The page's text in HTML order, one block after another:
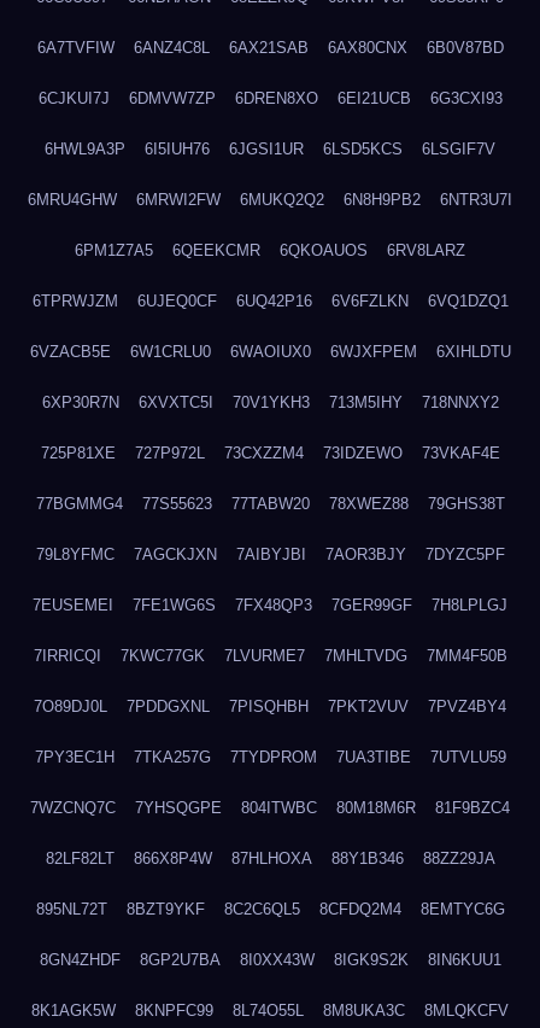
6A7TVFIW 6ANZ4C8L 6AX21SAB 6AX80CNX 6B0V87BD
6CJKUI7J 6DMVW7ZP 6DREN8XO 6EI21UCB 6G3CXI93
6HWL9A3P 6I5IUH76 6JGSI1UR 6LSD5KCS 6LSGIF7V
6MRU4GHW 6MRWI2FW 6MUKQ2Q2 6N8H9PB2 6NTR3U7I
6PM1Z7A5 6QEEKCMR 6QKOAUOS 6RV8LARZ
6TPRWJZM 6UJEQ0CF 6UQ42P16 6V6FZLKN 6VQ1DZQ1
6VZACB5E 6W1CRLU0 6WAOIUX0 6WJXFPEM 6XIHLDTU
6XP30R7N 6XVXTC5I 70V1YKH3 713M5IHY 718NNXY2
725P81XE 727P972L 73CXZZM4 73IDZEWO 73VKAF4E
77BGMMG4 77S55623 77TABW20 78XWEZ88 79GHS38T
79L8YFMC 7AGCKJXN 7AIBYJBI 7AOR3BJY 7DYZC5PF
7EUSEMEI 7FE1WG6S 7FX48QP3 7GER99GF 7H8LPLGJ
7IRRICQI 7KWC77GK 7LVURME7 7MHLTVDG 7MM4F50B
7O89DJ0L 7PDDGXNL 7PISQHBH 7PKT2VUV 7PVZ4BY4
7PY3EC1H 7TKA257G 7TYDPROM 7UA3TIBE 7UTVLU59
7WZCNQ7C 7YHSQGPE 804ITWBC 80M18M6R 81F9BZC4
82LF82LT 866X8P4W 87HLHOXA 88Y1B346 88ZZ29JA
895NL72T 8BZT9YKF 8C2C6QL5 8CFDQ2M4 8EMTYC6G
8GN4ZHDF 8GP2U7BA 8I0XX43W 8IGK9S2K 8IN6KUU1
8K1AGK5W 8KNPFC99 8L74O55L 8M8UKA3C 8MLQKCFV